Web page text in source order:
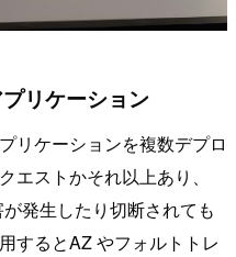
リケーション
リケーションを複数デプロ
エストかそれ以上あり、
発生したり切断されても
するとAZ やフォルトトレ